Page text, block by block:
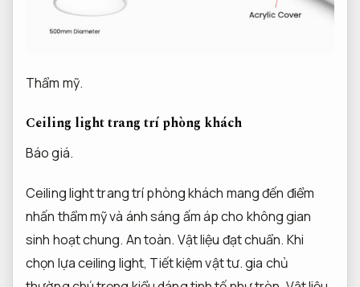
Thẩm mỹ.
Ceiling light trang trí phòng khách
Báo giá.
Ceiling light trang trí phòng khách mang đến điểm
nhấn thẩm mỹ và ánh sáng ấm áp cho không gian
sinh hoạt chung. An toàn. Vật liệu đạt chuẩn. Khi
chọn lựa ceiling light, Tiết kiệm vật tư.gia chủ